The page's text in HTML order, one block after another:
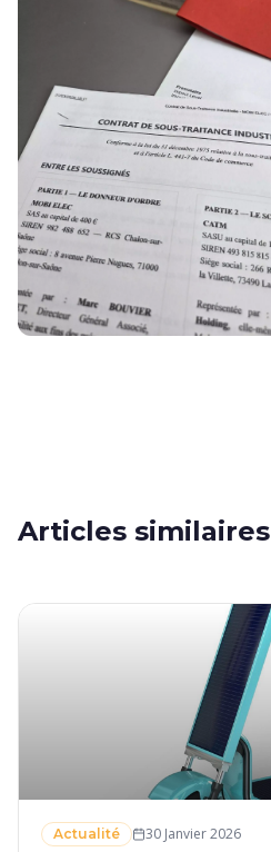
Articles similaires
Actualité
30 Janvier 2026